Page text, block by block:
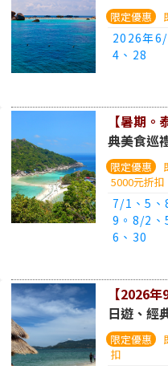
遊、入住
航/長榮+
2026年
4、28
【暑期。
典美食巡
沙灘美景
+曼谷航空
7/1、5、
9。8/2、
6、30
5000元折扣
【2026
日遊、經
遊、入住
航/長榮+
扣